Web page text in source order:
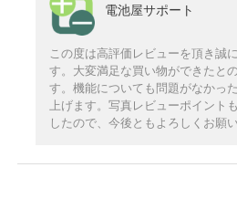
電池屋サポート
この度は高評価レビューを頂き誠
す。大変満足な買い物ができたと
す。機能についても問題がなかっ
上げます。写真レビューポイント
したので、今後ともよろしくお願